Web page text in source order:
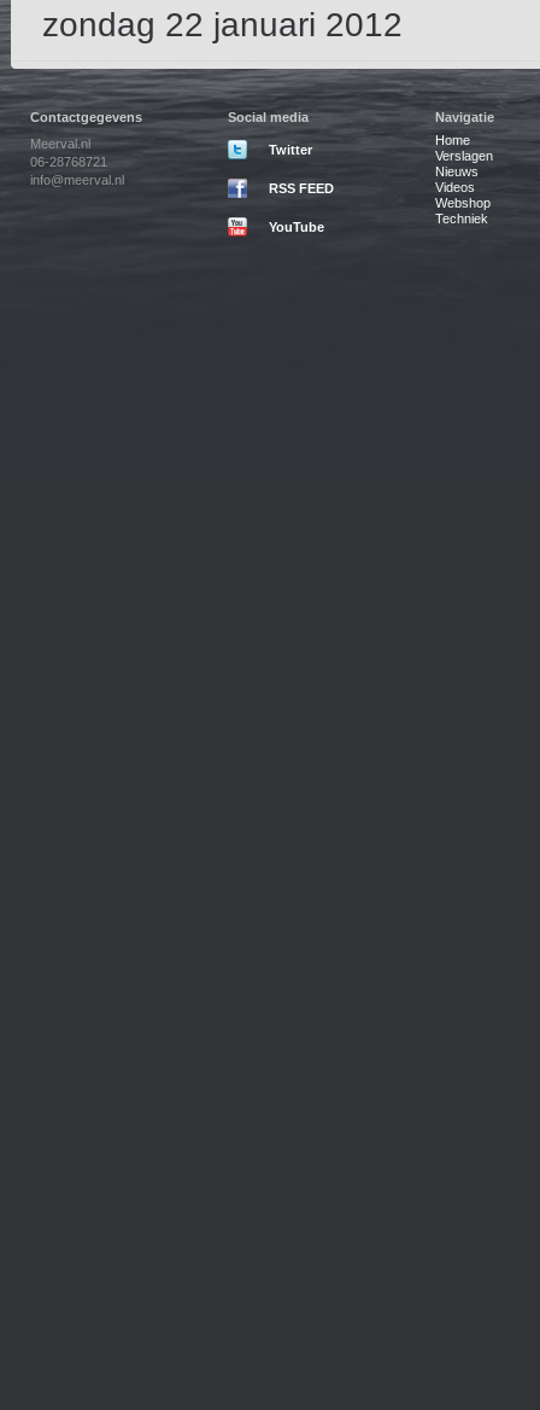
zondag 22 januari 2012
Contactgegevens
Meerval.nl
06-28768721
info@meerval.nl
Social media
Twitter
RSS FEED
YouTube
Navigatie
Home
Verslagen
Nieuws
Videos
Webshop
Techniek